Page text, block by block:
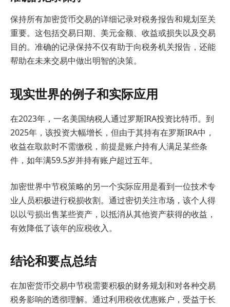
保持所有加密货币交易的详细记录对税务报告和规划至关
重要。这包括交易日期、美元金额、收益或损失以及交易
目的。准确的记录保持不仅有助于向税务机关报告，还能
帮助在未来交易中做出明智的决策。
现实世界的例子和实际应用
在2023年，一名美国纳税人通过罗斯IRA投资比特币。到
2025年，该投资大幅增长，但由于其持有在罗斯IRA中，
收益在取款时不需缴税，前提是账户持有人满足某些条
件，如年满59.5岁并持有账户超过五年。
加密世界中节税策略的另一个实际应用是看到一位技术专
业人员积极进行税损收割。通过密切关注市场，该个人得
以以亏损出售某些资产，以抵消从其他资产获得的收益，
有效降低了该年的应税收入。
结论和要点总结
在加密货币交易中节税需要积极的财务规划和对各种交易
税务影响的透彻理解。通过利用税收优惠账户，受益于长